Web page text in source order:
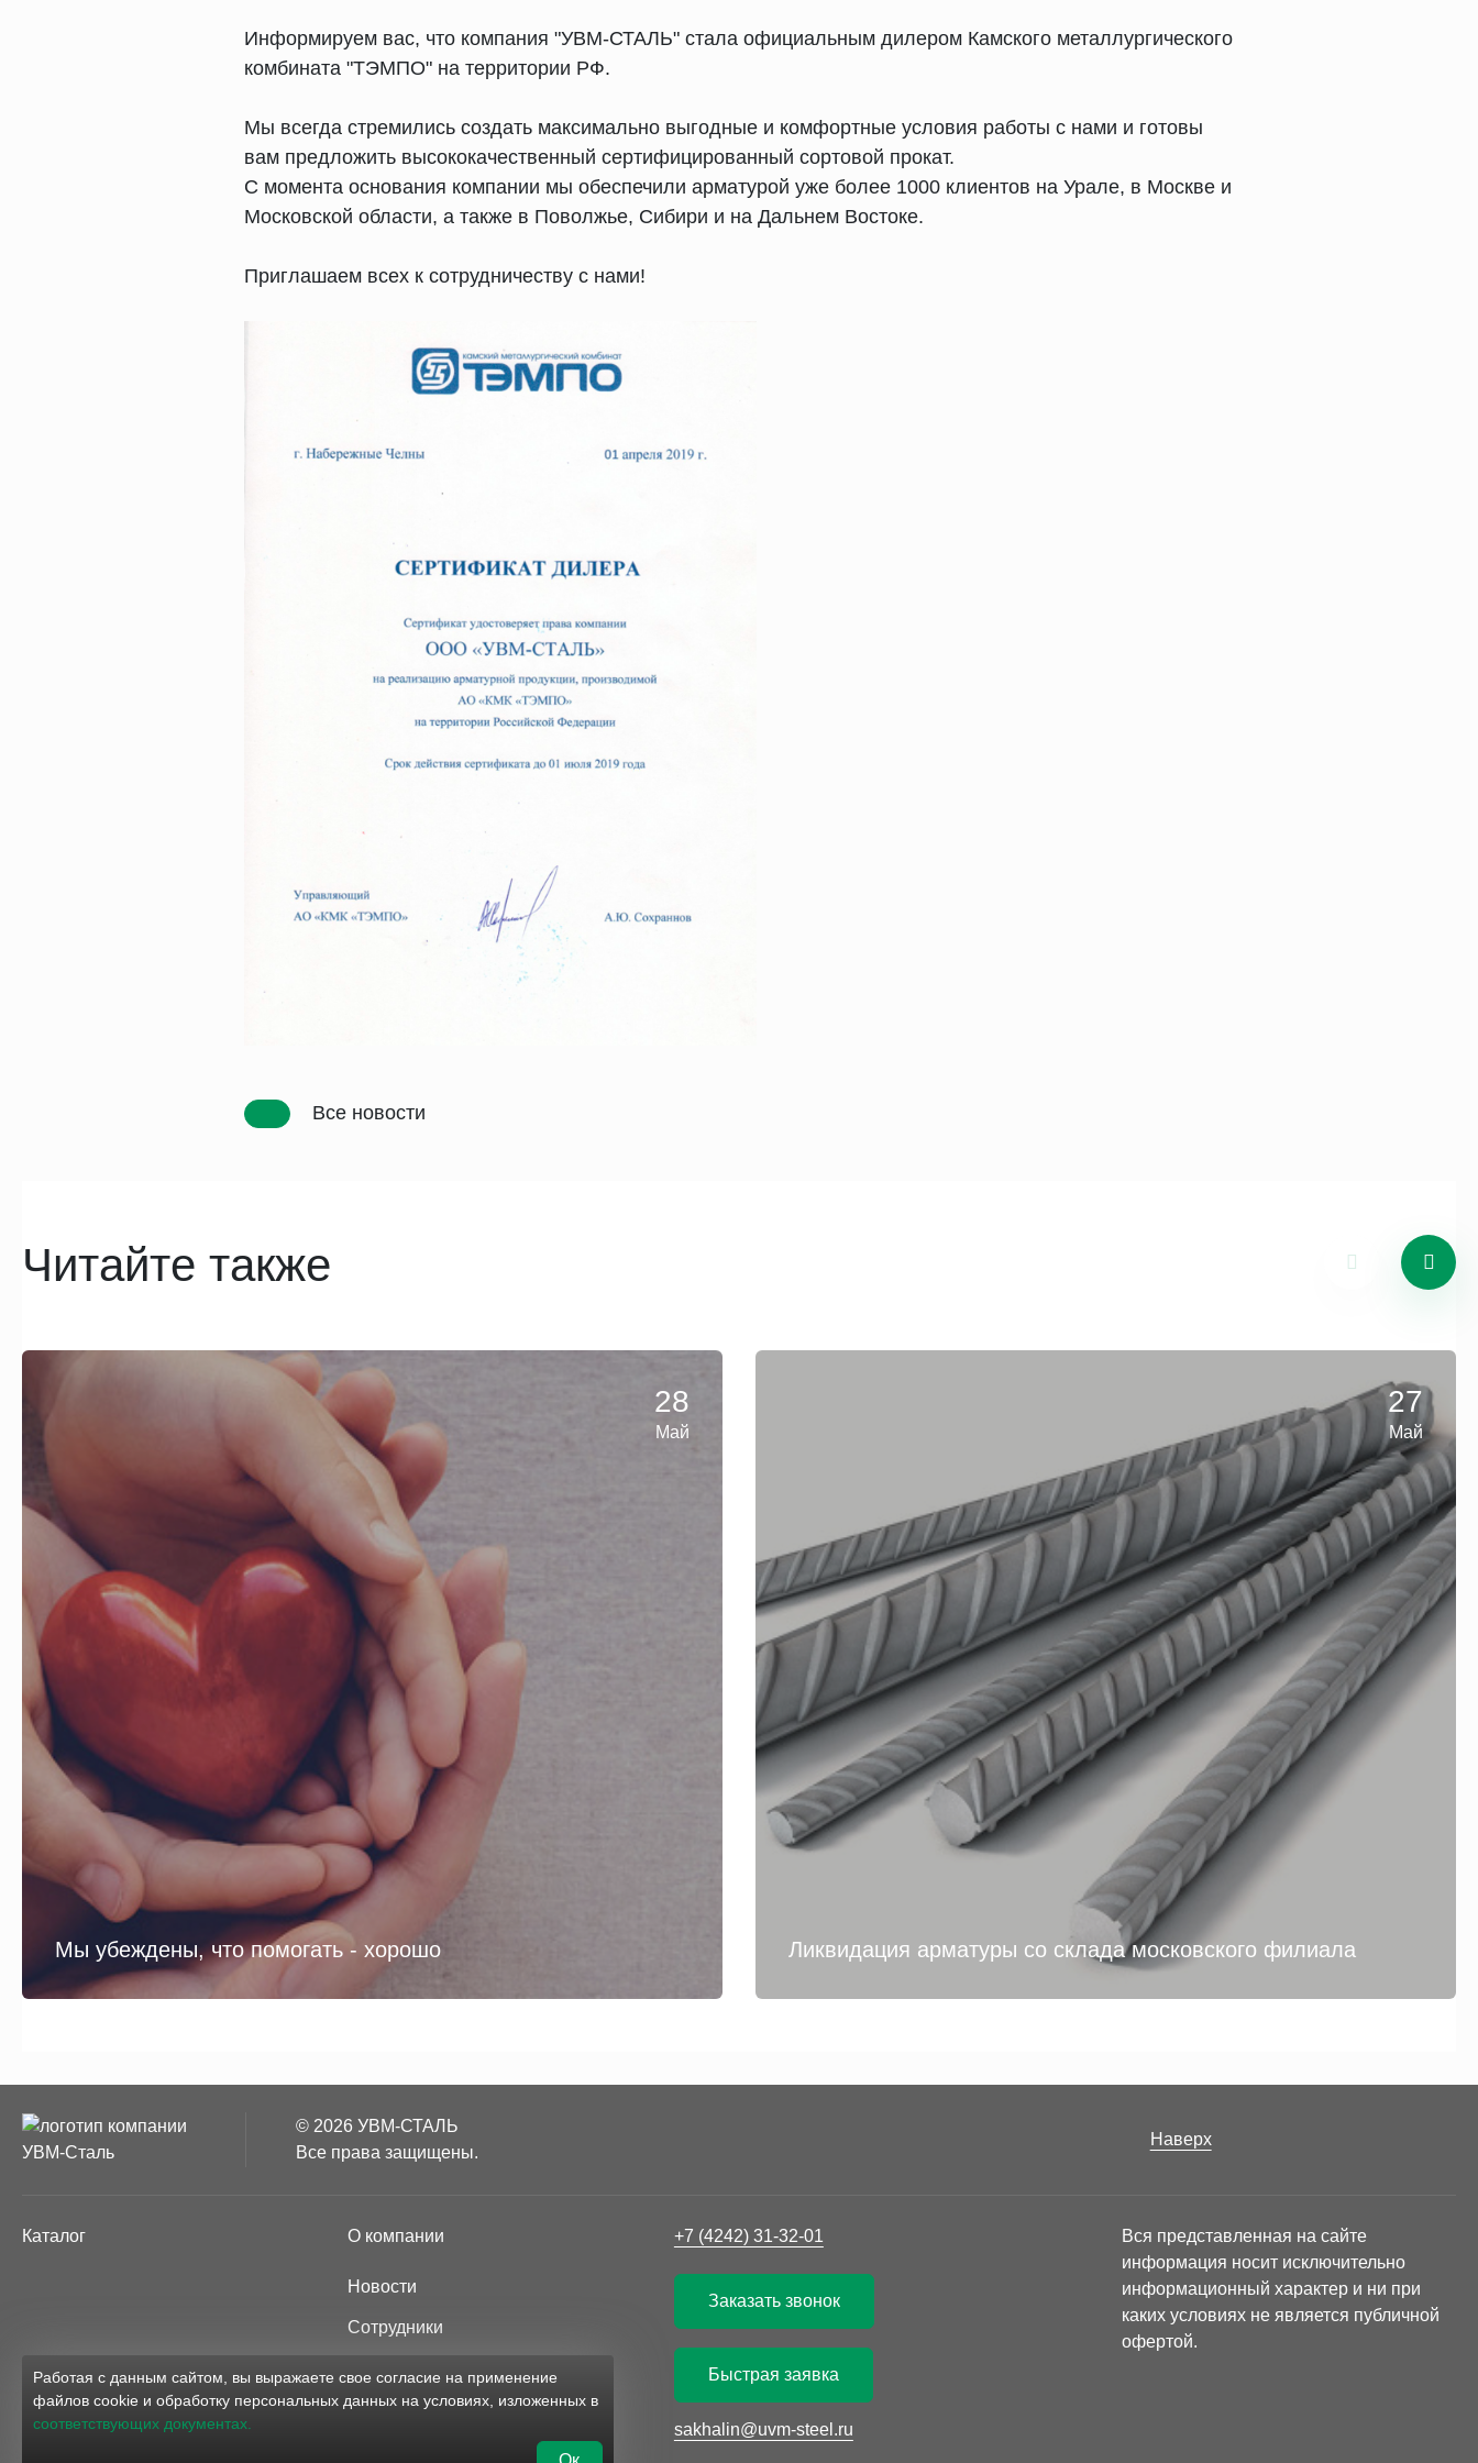
Информируем вас, что компания "УВМ-СТАЛЬ" стала официальным дилером Камского металлургического
комбината "ТЭМПО" на территории РФ.
Мы всегда стремились создать максимально выгодные и комфортные условия работы с нами и готовы
вам предложить высококачественный сертифицированный сортовой прокат.
С момента основания компании мы обеспечили арматурой уже более 1000 клиентов на Урале, в Москве и
Московской области, а также в Поволжье, Сибири и на Дальнем Востоке.
Приглашаем всех к сотрудничеству с нами!
Все новости
Читайте также
28
Май
Мы убеждены, что помогать - хорошо
27
Май
Ликвидация арматуры со склада московского филиала
© 2026 УВМ-СТАЛЬ
Все права защищены.
Наверх
Каталог О компании
Новости
Сотрудники
Карта сайта
+7 (4242) 31-32-01
Заказать звонок
Быстрая заявка
sakhalin@uvm-steel.ru
Вся представленная на сайте
информация носит исключительно
информационный характер и ни при
каких условиях не является публичной
офертой.
Работая с данным сайтом, вы выражаете свое согласие на применение
файлов cookie и обработку персональных данных на условиях, изложенных в
соответствующих документах.